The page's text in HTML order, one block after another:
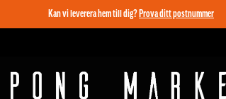
Kan vi leverera hem till dig? Prova ditt postnummer